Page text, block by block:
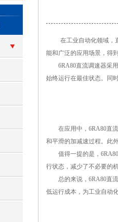
在工业自动化领域，直
能和广泛的应用场景，得
6RA80直流调速器采用
始终运行在最佳状态。同
在应用中，6RA80直流
和平滑的加减速过程。此
值得一提的是，6RA80
行状态，减少了不必要的
总的来说，6RA80直流
低运行成本，为工业自动